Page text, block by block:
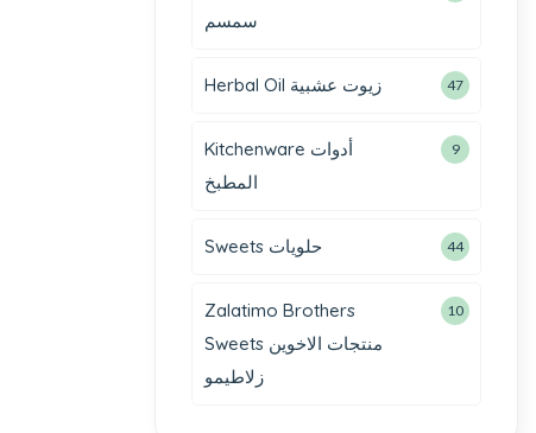
سمسم
Herbal Oil زيوت عشبية 47
Kitchenware أدوات
المطبخ
9
Sweets حلويات 44
Zalatimo Brothers
Sweets منتجات الاخوين
زلاطيمو
10